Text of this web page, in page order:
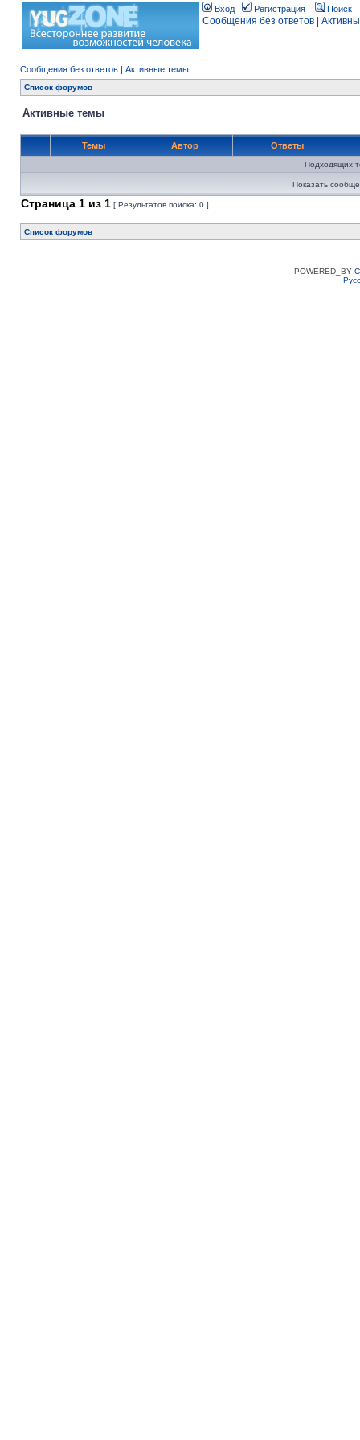
Вход Регистрация Поиск
Сообщения без ответов
Сообщения без ответов | Активные темы
Список форумов
Активные темы
Темы Автор Ответы
Подходящих
Показать
Страница 1 из 1 [ Результатов поиска: 0 ]
Список форумов
POWERED_BY